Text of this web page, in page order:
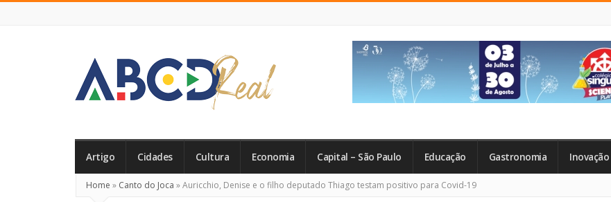
Real
Artigo Cidades Cultura Economia Capital – São Paulo Educação Gastronomia Inovação
Home » Canto do Joca »Auricchio, Denise e o filho deputado Thiago testam positivo para Covid-19